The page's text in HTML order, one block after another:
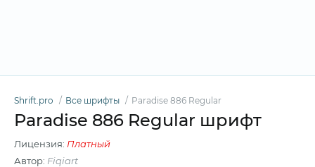
Shrift.pro Все шрифты Paradise 886 Regular
Paradise 886 Regular шрифт
Лицензия: Платный
Автор: Fiqiart